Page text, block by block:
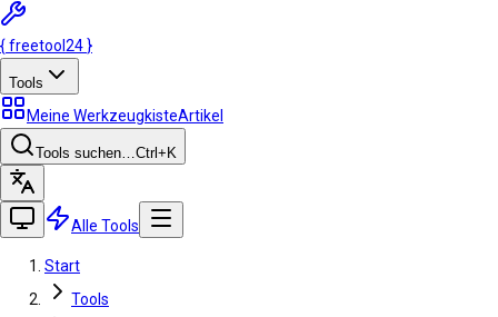
{freetool 24 }
Tools
Meine WerkzeugkisteArtikel
Tools suchen…Ctrl +K
Alle Tools
Start
Tools